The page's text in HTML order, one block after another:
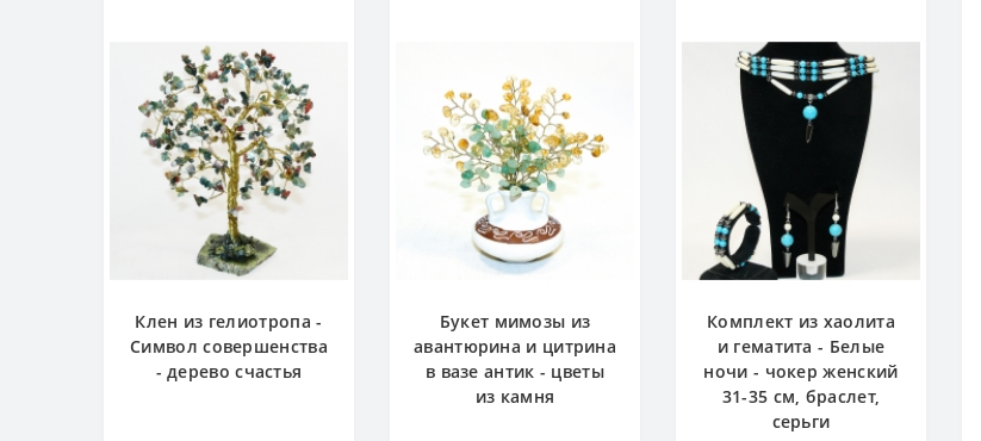
Клен из гелиотропа -
Символ совершенства
- дерево счастья
Букет мимозы из
авантюрина и цитрина
в вазе антик - цветы
из камня
Комплект из хаолита
и гематита - Белые
ночи - чокер женский
31-35 см, браслет,
серьги